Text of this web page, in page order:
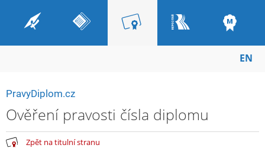
EN
PravyDiplom.cz
Ověření pravosti čísla diplomu
Zpět na titulní stranu